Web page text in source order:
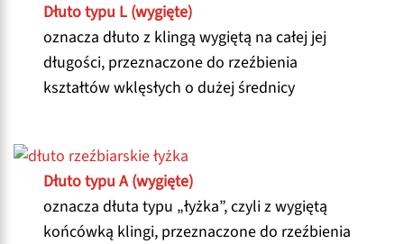
Dłuto typu L (wygięte)
oznacza dłuto z klingą wygiętą na całej jej
długości, przeznaczone do rzeźbienia
kształtów wklęsłych o dużej średnicy
Dłuto typu A (wygięte)
oznacza dłuta typu „łyżka”, czyli z wygiętą
końcówką klingi, przeznaczone do rzeźbienia